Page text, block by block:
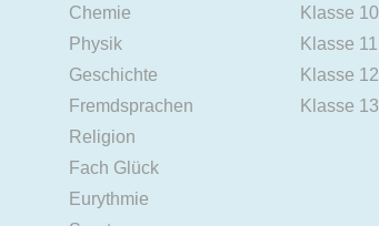
Chemie
Physik
Geschichte
Fremdsprachen
Religion
Fach Glück
Eurythmie
Klasse 10
Klasse 11
Klasse 12
Klasse 13